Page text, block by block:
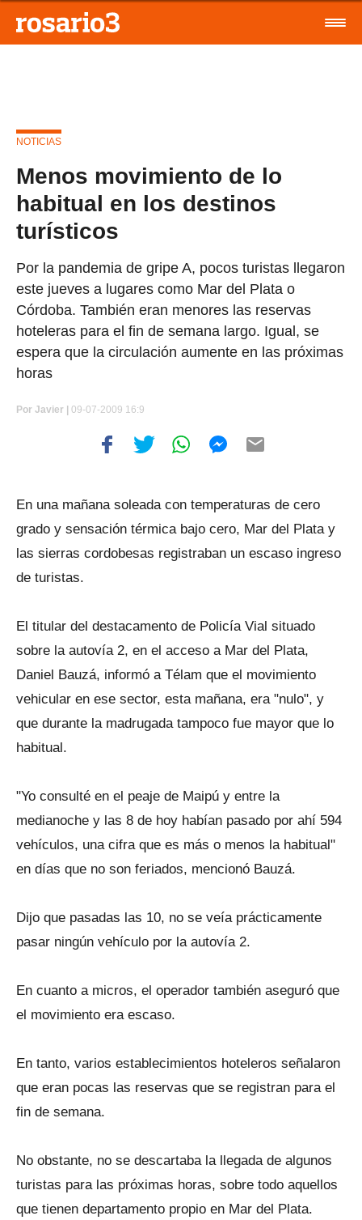
NOTICIAS
Menos movimiento de lo
habitual en los destinos
turísticos
Por la pandemia de gripe A, pocos turistas llegaron
este jueves a lugares como Mar del Plata o
Córdoba. También eran menores las reservas
hoteleras para el fin de semana largo. Igual, se
espera que la circulación aumente en las próximas
horas
Por Javier | 09-07-2009 16:9
En una mañana soleada con temperaturas de cero
grado y sensación térmica bajo cero, Mar del Plata y
las sierras cordobesas registraban un escaso ingreso
de turistas.
El titular del destacamento de Policía Vial situado
sobre la autovía 2, en el acceso a Mar del Plata,
Daniel Bauzá, informó a Télam que el movimiento
vehicular en ese sector, esta mañana, era "nulo", y
que durante la madrugada tampoco fue mayor que lo
habitual.
"Yo consulté en el peaje de Maipú y entre la
medianoche y las 8 de hoy habían pasado por ahí 594
vehículos, una cifra que es más o menos la habitual"
en días que no son feriados, mencionó Bauzá.
Dijo que pasadas las 10, no se veía prácticamente
pasar ningún vehículo por la autovía 2.
En cuanto a micros, el operador también aseguró que
el movimiento era escaso.
En tanto, varios establecimientos hoteleros señalaron
que eran pocas las reservas que se registran para el
fin de semana.
No obstante, no se descartaba la llegada de algunos
turistas para las próximas horas, sobre todo aquellos
que tienen departamento propio en Mar del Plata.